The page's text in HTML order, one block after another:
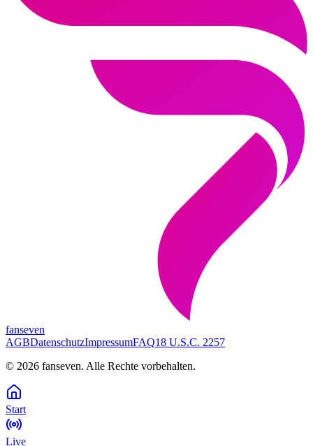
fanseven
AGBDatenschutzImpressumFAQ18 U.S.C. 2257
© 2026 fanseven. Alle Rechte vorbehalten.
Start
Live